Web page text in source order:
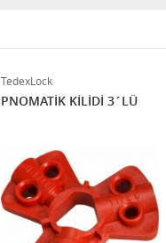
TedexLock
PNOMATİK KİLİDİ 3´LÜ